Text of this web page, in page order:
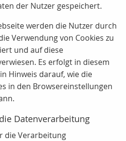
der Nutzer gespeichert.
werden die Nutzer durch
Verwendung von Cookies zu
und auf diese
Es erfolgt in diesem
Hinweis darauf, wie die
in den Browsereinstellungen
Datenverarbeitung
die Verarbeitung